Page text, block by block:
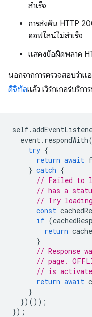
สำเร็จ
การส่งคืน HTTP
ออฟไลน์ไม่สําเร็จ
แสดงข้อผิดพลาด
นอกจากการตรวจสอบว่า
ดิจิทัลแล้ว เวิร์กเกอร์บริก
self.
event. respondWith
try {
return await
} catch {
// Failed to
// has a
// Try
const
if (
return
}
// Response
// page.
// is
return await
}
})());
});